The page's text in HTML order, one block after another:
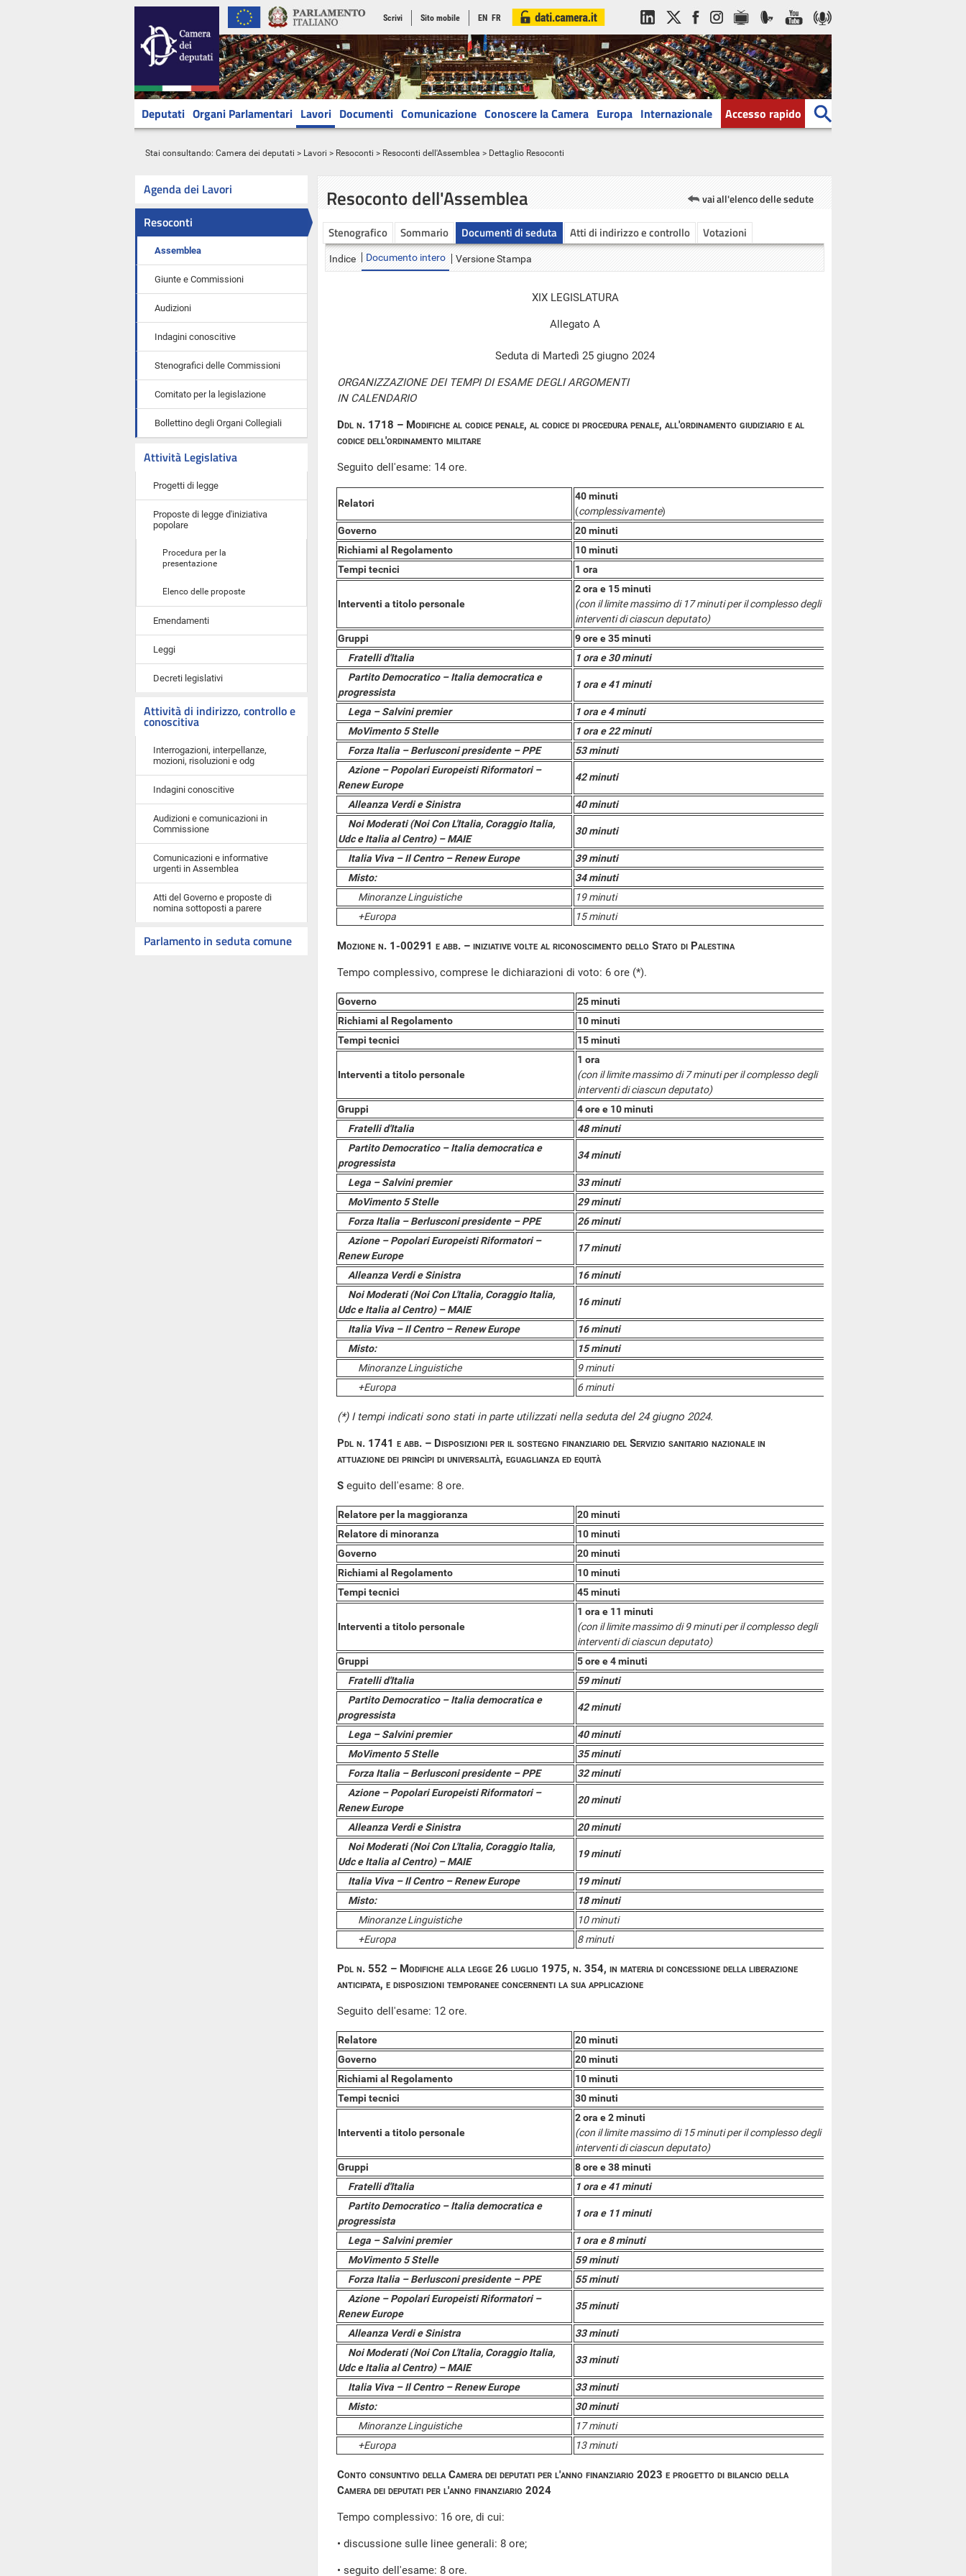
Scrivi Sito mobile EN FR
Deputati Organi Parlamentari Lavori Documenti Comunicazione Conoscere la Camera Europa Internazionale Accesso rapido
Stai consultando: Camera dei deputati > Lavori > Resoconti > Resoconti dell'Assemblea > Dettaglio Resoconti
Agenda dei Lavori
Resoconti
Assemblea
Giunte e Commissioni
Audizioni
Indagini conoscitive
Stenografici delle Commissioni
Comitato per la legislazione
Bollettino degli Organi Collegiali
Attività Legislativa
Progetti di legge
Proposte di legge d'iniziativa
popolare
Procedura per la
presentazione
Elenco delle proposte
Emendamenti
Leggi
Decreti legislativi
Attività di indirizzo, controllo e
conoscitiva
Interrogazioni, interpellanze,
mozioni, risoluzioni e odg
Indagini conoscitive
Audizioni e comunicazioni in
Commissione
Comunicazioni e informative
urgenti in Assemblea
Atti del Governo e proposte di
nomina sottoposti a parere
Parlamento in seduta comune
Resoconto dell'Assemblea vai all'elenco delle sedute
Stenografico Sommario Documenti di seduta Atti di indirizzo e controllo Votazioni
Indice Documento intero Versione Stampa
XIX LEGISLATURA
Allegato A
Seduta di Martedì 25 giugno 2024
ORGANIZZAZIONE DEI TEMPI DI ESAME DEGLI ARGOMENTI
IN CALENDARIO
Ddl n. 1718 – Modifiche al codice penale, al codice di procedura penale, all'ordinamento giudiziario e al
codice dell'ordinamento militare
Seguito dell'esame: 14 ore.
Relatori
40 minuti
(complessivamente)
Governo
20 minuti
Richiami al Regolamento
10 minuti
Tempi tecnici
1 ora
Interventi a titolo personale
2 ora e 15 minuti
(con il limite massimo di 17 minuti per il complesso degli
interventi di ciascun deputato)
Gruppi
9 ore e 35 minuti
Fratelli d'Italia
1 ora e 30 minuti
Partito Democratico – Italia democratica e
progressista
1 ora e 41 minuti
Lega – Salvini premier
1 ora e 4 minuti
MoVimento 5 Stelle
1 ora e 22 minuti
Forza Italia – Berlusconi presidente – PPE
53 minuti
Azione – Popolari Europeisti Riformatori –
Renew Europe
42 minuti
Alleanza Verdi e Sinistra
40 minuti
Noi Moderati (Noi Con L'Italia, Coraggio Italia,
Udc e Italia al Centro) – MAIE
30 minuti
Italia Viva – Il Centro – Renew Europe
39 minuti
Misto:
34 minuti
Minoranze Linguistiche
19 minuti
+Europa
15 minuti
Mozione n. 1-00291 e abb. – iniziative volte al riconoscimento dello Stato di Palestina
Tempo complessivo, comprese le dichiarazioni di voto: 6 ore (*).
Governo
25 minuti
Richiami al Regolamento
10 minuti
Tempi tecnici
15 minuti
Interventi a titolo personale
1 ora
(con il limite massimo di 7 minuti per il complesso degli
interventi di ciascun deputato)
Gruppi
4 ore e 10 minuti
Fratelli d'Italia
48 minuti
Partito Democratico – Italia democratica e
progressista
34 minuti
Lega – Salvini premier
33 minuti
MoVimento 5 Stelle
29 minuti
Forza Italia – Berlusconi presidente – PPE
26 minuti
Azione – Popolari Europeisti Riformatori –
Renew Europe
17 minuti
Alleanza Verdi e Sinistra
16 minuti
Noi Moderati (Noi Con L'Italia, Coraggio Italia,
Udc e Italia al Centro) – MAIE
16 minuti
Italia Viva – Il Centro – Renew Europe
16 minuti
Misto:
15 minuti
Minoranze Linguistiche
9 minuti
+Europa
6 minuti
(*) I tempi indicati sono stati in parte utilizzati nella seduta del 24 giugno 2024.
Pdl n. 1741 e abb. – Disposizioni per il sostegno finanziario del Servizio sanitario nazionale in
attuazione dei princìpi di universalità, eguaglianza ed equità
S eguito dell'esame: 8 ore.
Relatore per la maggioranza
20 minuti
Relatore di minoranza
10 minuti
Governo
20 minuti
Richiami al Regolamento
10 minuti
Tempi tecnici
45 minuti
Interventi a titolo personale
1 ora e 11 minuti
(con il limite massimo di 9 minuti per il complesso degli
interventi di ciascun deputato)
Gruppi
5 ore e 4 minuti
Fratelli d'Italia
59 minuti
Partito Democratico – Italia democratica e
progressista
42 minuti
Lega – Salvini premier
40 minuti
MoVimento 5 Stelle
35 minuti
Forza Italia – Berlusconi presidente – PPE
32 minuti
Azione – Popolari Europeisti Riformatori –
Renew Europe
20 minuti
Alleanza Verdi e Sinistra
20 minuti
Noi Moderati (Noi Con L'Italia, Coraggio Italia,
Udc e Italia al Centro) – MAIE
19 minuti
Italia Viva – Il Centro – Renew Europe
19 minuti
Misto:
18 minuti
Minoranze Linguistiche
10 minuti
+Europa
8 minuti
Pdl n. 552 – Modifiche alla legge 26 luglio 1975, n. 354, in materia di concessione della liberazione
anticipata, e disposizioni temporanee concernenti la sua applicazione
Seguito dell'esame: 12 ore.
Relatore
20 minuti
Governo
20 minuti
Richiami al Regolamento
10 minuti
Tempi tecnici
30 minuti
Interventi a titolo personale
2 ora e 2 minuti
(con il limite massimo di 15 minuti per il complesso degli
interventi di ciascun deputato)
Gruppi
8 ore e 38 minuti
Fratelli d'Italia
1 ora e 41 minuti
Partito Democratico – Italia democratica e
progressista
1 ora e 11 minuti
Lega – Salvini premier
1 ora e 8 minuti
MoVimento 5 Stelle
59 minuti
Forza Italia – Berlusconi presidente – PPE
55 minuti
Azione – Popolari Europeisti Riformatori –
Renew Europe
35 minuti
Alleanza Verdi e Sinistra
33 minuti
Noi Moderati (Noi Con L'Italia, Coraggio Italia,
Udc e Italia al Centro) – MAIE
33 minuti
Italia Viva – Il Centro – Renew Europe
33 minuti
Misto:
30 minuti
Minoranze Linguistiche
17 minuti
+Europa
13 minuti
Conto consuntivo della Camera dei deputati per l'anno finanziario 2023 e progetto di bilancio della
Camera dei deputati per l'anno finanziario 2024
Tempo complessivo: 16 ore, di cui:
• discussione sulle linee generali: 8 ore;
• seguito dell'esame: 8 ore.